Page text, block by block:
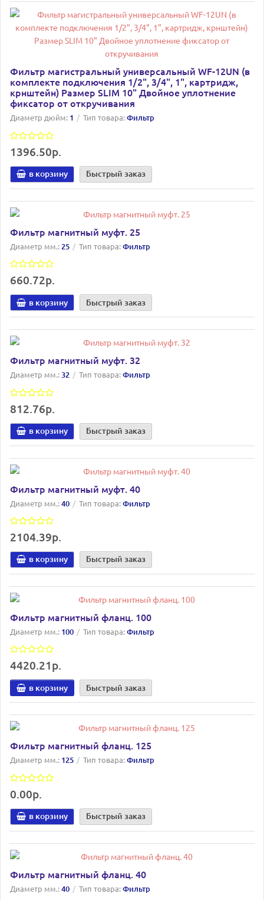
Фильтр магистральный универсальный WF-12UN (в
комплекте подключения 1/2", 3/4", 1", картридж,
крнштейн) Размер SLIM 10" Двойное уплотнение
фиксатор от откручивания
Диаметр дюйм: 1 Тип товара:Фильтр
1396.50р.
в корзину Быстрый заказ
Фильтр магнитный муфт. 25
Диаметр мм.:25 Тип товара:Фильтр
660.72р.
в корзину Быстрый заказ
Фильтр магнитный муфт. 32
Диаметр мм.:32 Тип товара:Фильтр
812.76р.
в корзину Быстрый заказ
Фильтр магнитный муфт. 40
Диаметр мм.:40 Тип товара:Фильтр
2104.39р.
в корзину Быстрый заказ
Фильтр магнитный фланц. 100
Диаметр мм.: 100 Тип товара:Фильтр
4420.21р.
в корзину Быстрый заказ
Фильтр магнитный фланц. 125
Диаметр мм.: 125 Тип товара:Фильтр
0.00р.
в корзину Быстрый заказ
Фильтр магнитный фланц. 40
Диаметр мм.:40 Тип товара:Фильтр